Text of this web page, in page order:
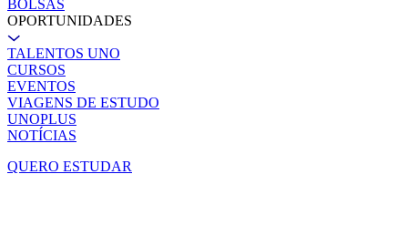
BOLSAS
OPORTUNIDADES
TALENTOS UNO
CURSOS
EVENTOS
VIAGENS DE ESTUDO
UNOPLUS
NOTÍCIAS
QUERO ESTUDAR